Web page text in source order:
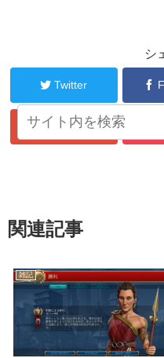
シ
Twitter
Google+
関連記事
雑記